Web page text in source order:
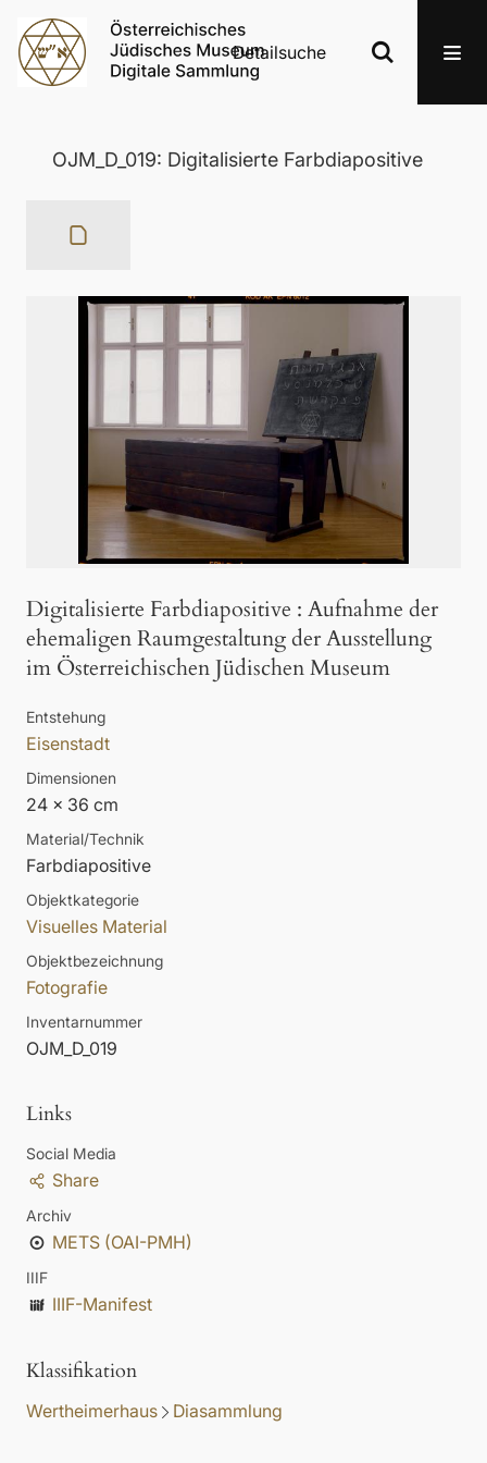
Detailsuche
OJM_D_019: Digitalisierte Farbdiapositive
Digitalisierte Farbdiapositive : Aufnahme der
ehemaligen Raumgestaltung der Ausstellung
im Österreichischen Jüdischen Museum
Entstehung
Eisenstadt
Dimensionen
24 × 36 cm
Material/Technik
Farbdiapositive
Objektkategorie
Visuelles Material
Objektbezeichnung
Fotografie
Inventarnummer
OJM_D_019
Links
Social Media
Share
Archiv
METS (OAI-PMH)
IIIF
IIIF-Manifest
Klassifikation
Wertheimerhaus Diasammlung